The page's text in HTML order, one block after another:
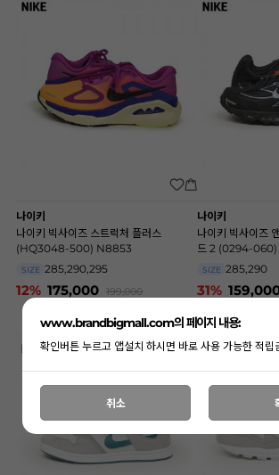
나이키
나이키 빅사이즈 스트럭처 플러스
(HQ3048-500) N8853
SIZE 285,290,295
12% 175,000 199,000
나이키
나이키 빅사이즈
드 2 (0294-
SIZE 285,290
31%
www.brandbigmall.com의 페이지 내용:
확인버튼 누르고 앱설치 하시면 바로 사용 가능한 적립
취소